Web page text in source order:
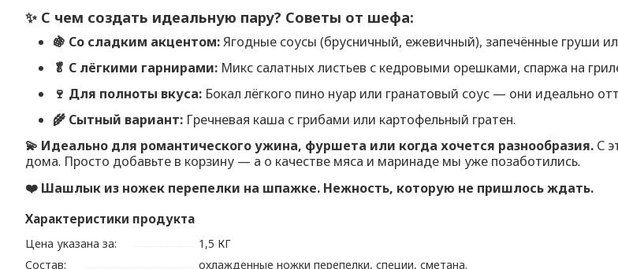
✨ С чем создать идеальную пару? Советы от шефа:
🍇 Со сладким акцентом:Ягодные соусы (брусничный, ежевичный), запечённые груши
🥬 С лёгкими гарнирами: Микс салатных листьев с кедровыми орешками, спаржа на
🍷 Для полноты вкуса: Бокал лёгкого пино нуар или гранатовый соус — они идеально
🌾 Сытный вариант: Гречневая каша с грибами или картофельный гратен.
💫 Идеально для романтического ужина, фуршета или когда хочется разнообразия. С
дома. Просто добавьте в корзину — а о качестве мяса и маринаде мы уже позаботились.
❤️ Шашлык из ножек перепелки на шпажке. Нежность, которую не пришлось ждать.
Характеристики продукта
Цена указана за:
1,5 КГ
Состав:
охлажденные ножки перепелки, специи, сметана.